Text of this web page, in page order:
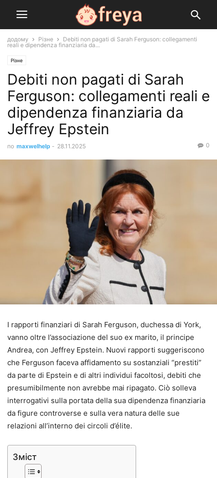
додому Різне
Debiti non pagati di Sarah Ferguson: collegamenti
reali e dipendenza finanziaria da...
Різне
Debiti non pagati di Sarah
Ferguson: collegamenti reali e
dipendenza finanziaria da
Jeffrey Epstein
по maxwelhelp - 28.11.2025 0
I rapporti finanziari di Sarah Ferguson, duchessa di York,
vanno oltre l’associazione del suo ex marito, il principe
Andrea, con Jeffrey Epstein. Nuovi rapporti suggeriscono
che Ferguson faceva affidamento su sostanziali “prestiti”
da parte di Epstein e di altri individui facoltosi, debiti che
presumibilmente non avrebbe mai ripagato. Ciò solleva
interrogativi sulla portata della sua dipendenza finanziaria
da figure controverse e sulla vera natura delle sue
relazioni all’interno dei circoli d’élite.
Зміст